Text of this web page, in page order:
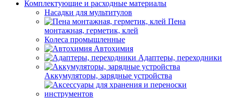
Комплектующие и расходные материалы
Насадки для мультитулов
Пена
монтажная, герметик, клей
Колеса промышленные
Автохимия
Адаптеры, переходники
Аккумуляторы, зарядные устройства